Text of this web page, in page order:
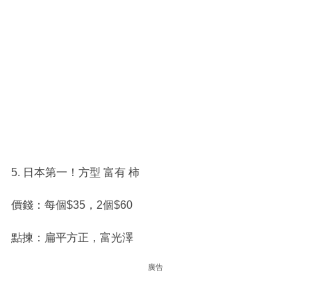
5. 日本第一！方型 富有 柿
價錢：每個$35，2個$60
點揀：扁平方正，富光澤
廣告